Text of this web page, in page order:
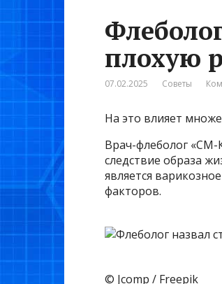
плохую
07.02.2025 Советы
На это влияет
Врач-флеболог «СМ-
следствие образа
является
факторов.
© Jcomp / Freepik